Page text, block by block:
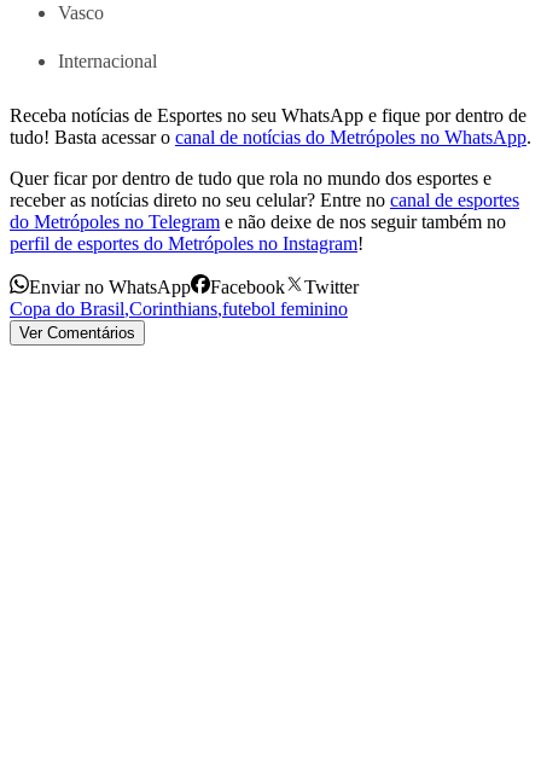
Vasco
Internacional
Receba notícias de Esportes no seu WhatsApp e fique por dentro de
tudo! Basta acessar o canal de notícias do Metrópoles no WhatsApp.
Quer ficar por dentro de tudo que rola no mundo dos esportes e
receber as notícias direto no seu celular? Entre no canal de esportes
do Metrópoles no Telegram e não deixe de nos seguir também no
perfil de esportes do Metrópoles no Instagram!
Enviar no WhatsApp Facebook
Twitter
Copa do Brasil,Corinthians,futebol feminino
Ver Comentários